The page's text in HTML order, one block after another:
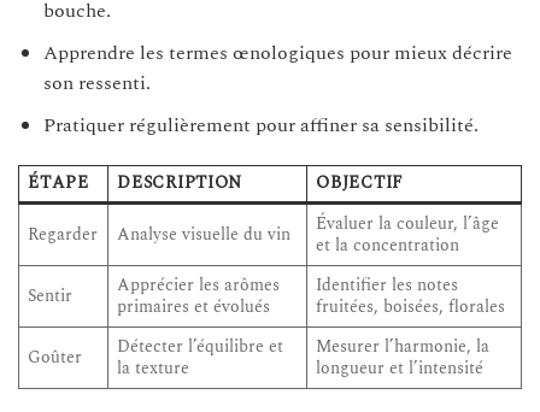
bouche.
Apprendre les termes œnologiques pour mieux décrire
son ressenti.
Pratiquer régulièrement pour affiner sa sensibilité.
ÉTAPE DESCRIPTION
OBJECTIF
Regarder
Analyse visuelle du vin
Évaluer la couleur, l’âge
et la concentration
Sentir
Apprécier les arômes
primaires et évolués
Identifier les notes
fruitées, boisées, florales
Goûter
Détecter l’équilibre et
la texture
Mesurer l’harmonie, la
longueur et l’intensité